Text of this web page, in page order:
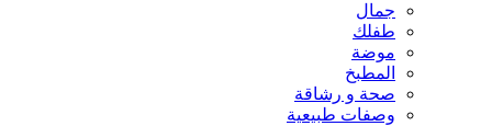
جمال
طفلك
موضة
المطبخ
صحة و رشاقة
وصفات طبيعية